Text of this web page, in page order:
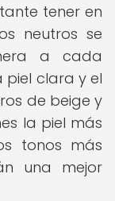
tener en
neutros se
a cada
piel clara y el
de beige y
la piel más
tonos más
una mejor